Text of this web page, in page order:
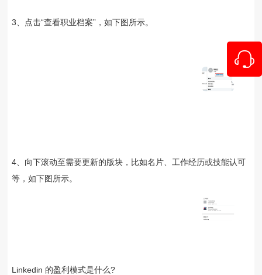
3、点击“查看职业档案”，如下图所示。
4、向下滚动至需要更新的版块，比如名片、工作经历或技能认可
等，如下图所示。
Linkedin 的盈利模式是什么?